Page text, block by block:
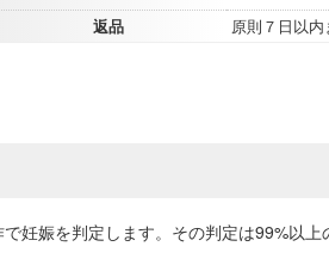
返品
原則７日以
妊娠を判定します。その判定は99%以